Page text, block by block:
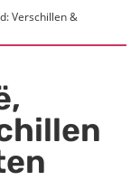
Verschillen &